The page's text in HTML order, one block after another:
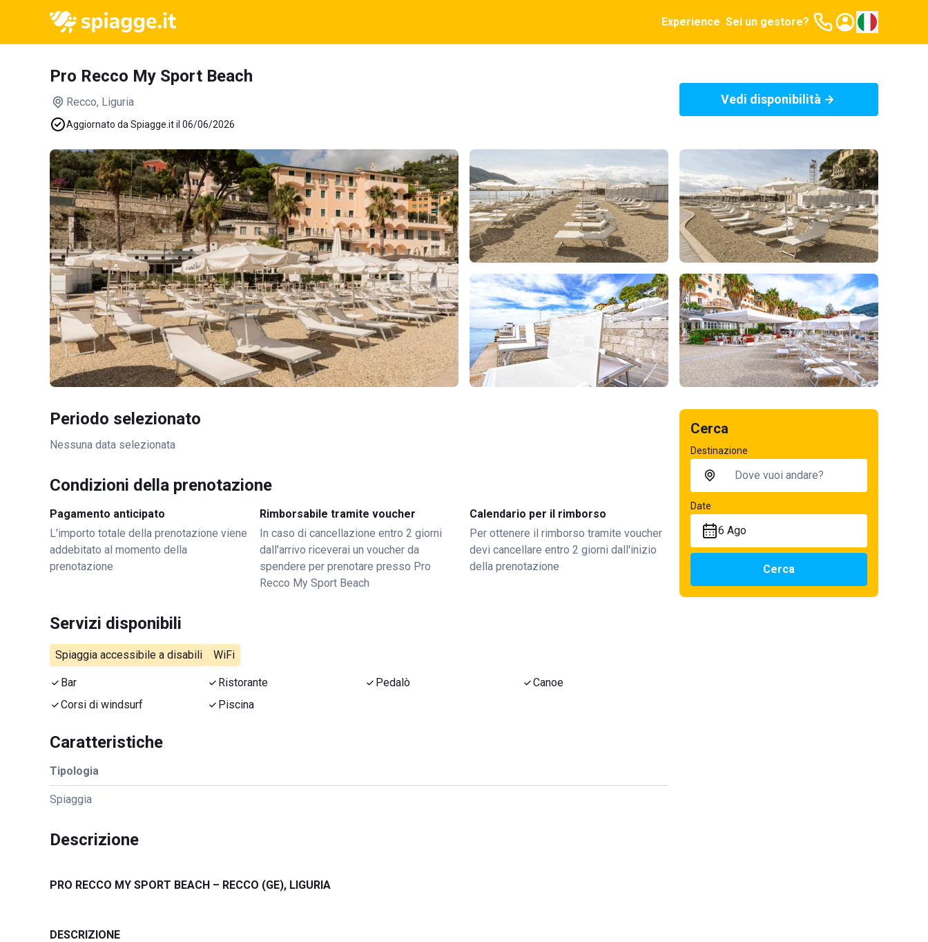
Experience Sei un gestore?
Pro Recco My Sport Beach
Recco, Liguria
Aggiornato da Spiagge.it il 06/06/2026
Vedi disponibilità
Periodo selezionato
Nessuna data selezionata
Condizioni della prenotazione
Pagamento anticipato
L'importo totale della prenotazione viene
addebitato al momento della
prenotazione
Rimborsabile tramite voucher
In caso di cancellazione entro 2 giorni
dall'arrivo riceverai un voucher da
spendere per prenotare presso Pro
Recco My Sport Beach
Calendario per il rimborso
Per ottenere il rimborso tramite voucher
devi cancellare entro 2 giorni dall'inizio
della prenotazione
Servizi disponibili
Spiaggia accessibile a disabili WiFi
Bar Ristorante Pedalò
Canoe
Corsi di windsurf
Piscina
Caratteristiche
Tipologia
Spiaggia
Descrizione
PRO RECCO MY SPORT BEACH – RECCO (GE), LIGURIA
DESCRIZIONE
Cerca
Destinazione
Date
6 Ago
Cerca